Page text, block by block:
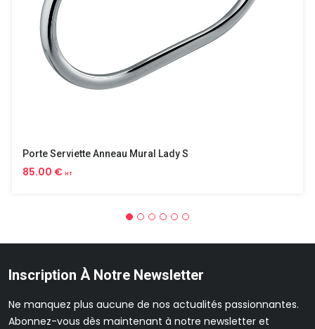
Porte Serviette Anneau Mural Lady S
85.00 € HT
Inscription À Notre Newsletter
Ne manquez plus aucune de nos actualités passionnantes.
Abonnez-vous dès maintenant à notre newsletter et